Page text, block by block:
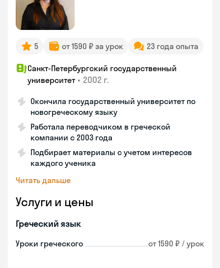
5 от 1590 ₽ за урок 23 года опыта
Санкт-Петербургский государственный
университет • 2002 г.
Окончила государственный университет по
новогреческому языку
Работала переводчиком в греческой
компании с 2003 года
Подбирает материалы с учетом интересов
каждого ученика
Читать дальше
Услуги и цены
Греческий язык
Уроки греческого от 1590 ₽ / урок